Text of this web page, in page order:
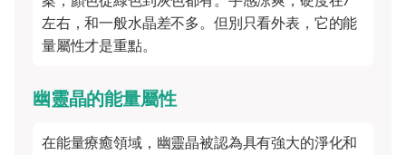
左右，和一般水晶差不多。但別只看外表，它的能
量屬性才是重點。
幽靈晶的能量屬性
在能量療癒領域，幽靈晶被認為具有強大的淨化和